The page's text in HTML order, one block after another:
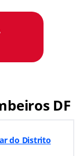
DF
do Distrito